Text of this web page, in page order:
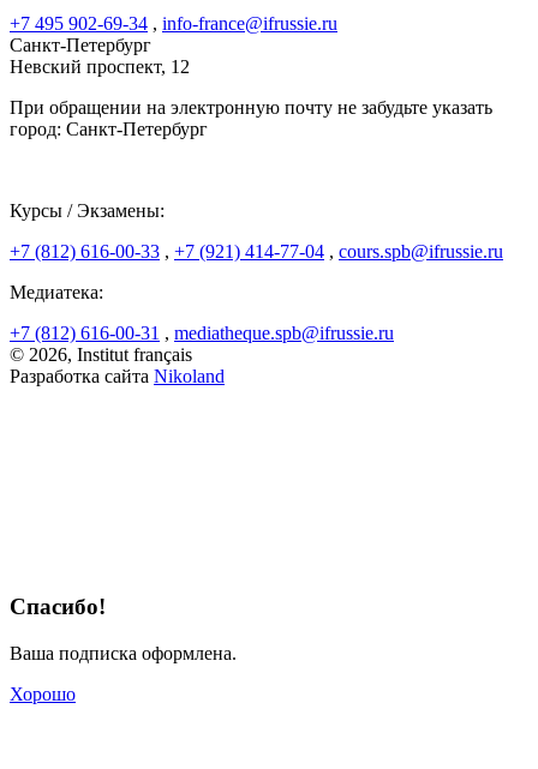
+7 495 902-69-34 , info-france@ifrussie.ru
Санкт-Петербург
Невский проспект, 12
При обращении на электронную почту не забудьте указать
город: Санкт-Петербург
Курсы / Экзамены:
+7 (812) 616-00-33 , +7 (921) 414-77-04 , cours.spb@ifrussie.ru
Медиатека:
+7 (812) 616-00-31 , mediatheque.spb@ifrussie.ru
© 2026, Institut français
Разработка сайта Nikoland
Спасибо!
Ваша подписка оформлена.
Хорошо